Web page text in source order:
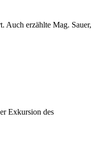
Auch erzählte Mag. Sauer,
Exkursion des